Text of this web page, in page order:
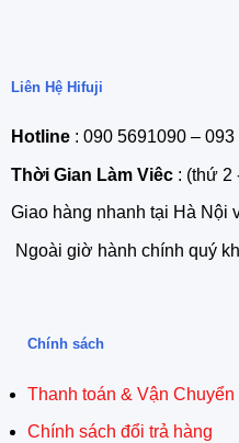
Liên Hệ Hifuji
Hotline: 090 5691090 – 093
Thời Gian Làm Viêc: (thứ 2
Giao hàng nhanh tại Hà Nội
Ngoài giờ hành chính quý
Chính sách
Thanh toán & Vận Chuyển
Chính sách đổi trả hàng